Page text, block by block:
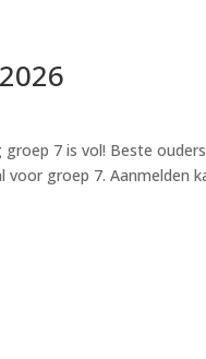
7 is vol! Beste
voor groep 7. Aanmelden